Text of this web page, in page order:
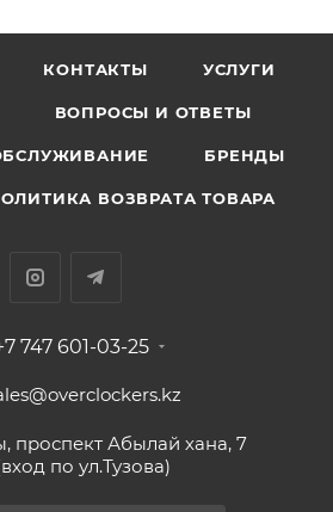
КОНТАКТЫ УСЛУГИ
ВОПРОСЫ И ОТВЕТЫ
БРЕНДЫ
ВОЗВРАТА ТОВАРА
747 601-03-25
проспект Абылай хана, 7
по ул.Тузова)